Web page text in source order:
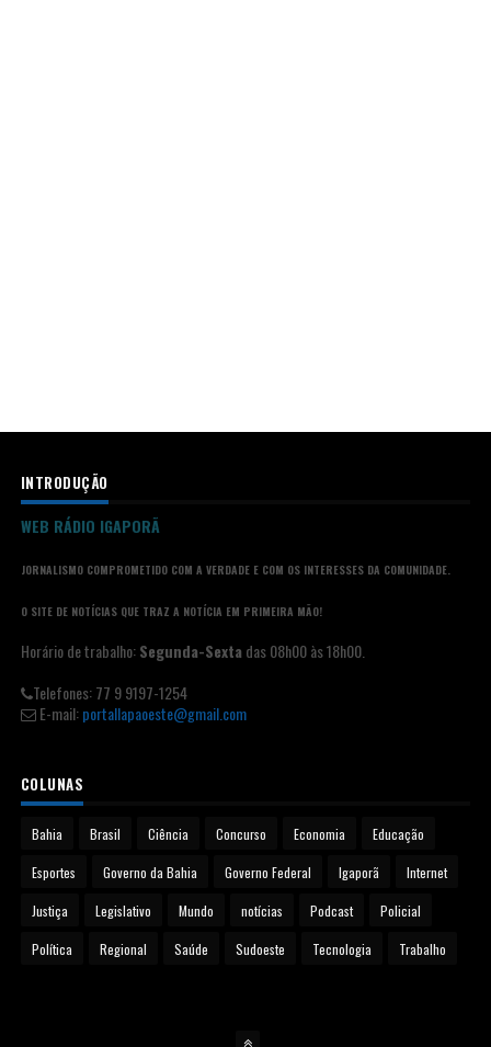
INTRODUÇÃO
WEB RÁDIO IGAPORÃ
JORNALISMO COMPROMETIDO COM A VERDADE E COM OS INTERESSES DA COMUNIDADE.
O SITE DE NOTÍCIAS QUE TRAZ A NOTÍCIA EM PRIMEIRA MÃO!
Horário de trabalho:Segunda-Sexta das 08h00 às 18h00.
Telefones: 77 9 9197-1254
E-mail:portallapaoeste@gmail.com
COLUNAS
Bahia Brasil Ciência Concurso Economia Educação
Esportes Governo da Bahia Governo Federal Igaporã Internet
Justiça Legislativo Mundo notícias Podcast Policial
Política Regional Saúde Sudoeste Tecnologia Trabalho